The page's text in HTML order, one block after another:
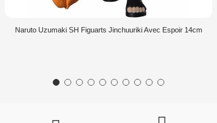
Naruto Uzumaki SH Figuarts Jinchuuriki Avec Espoir 14cm